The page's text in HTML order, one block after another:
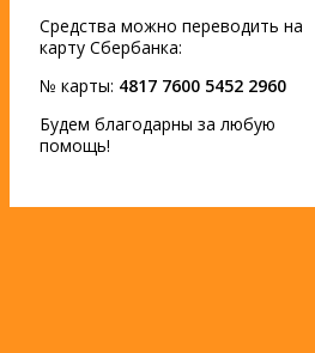
Средства можно переводить на
карту Сбербанка:
№ карты: 4817 7600 5452 2960
Будем благодарны за любую
помощь!